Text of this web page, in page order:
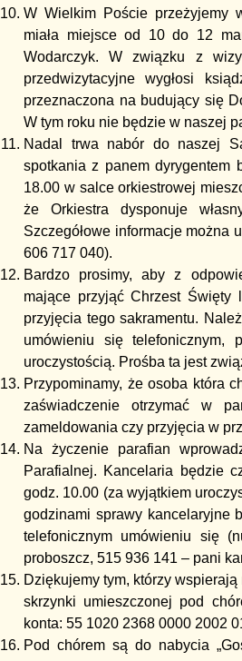
W Wielkim Poście przeżyjemy
miała miejsce od 10 do 12
Wodarczyk. W związku z
przedwizytacyjne wygłosi
przeznaczona na budujący się
W tym roku nie będzie w naszej
Nadal trwa nabór do naszej
spotkania z panem dyrygentem
18.00 w salce orkiestrowej
że Orkiestra dysponuje
Szczegółowe informacje można
606 717 040).
Bardzo prosimy, aby z
mające przyjąć Chrzest Święty
przyjęcia tego sakramentu.
umówieniu się telefonicznym,
uroczystością. Prośba ta jest
Przypominamy, że osoba która
zaświadczenie otrzymać w
zameldowania czy przyjęcia w
Na życzenie parafian
Parafialnej. Kancelaria będzie
godz. 10.00 (za wyjątkiem
godzinami sprawy kancelaryjne
telefonicznym umówieniu się
proboszcz, 515 936 141 – pani
Dziękujemy tym, którzy
skrzynki umieszczonej pod
konta: 55 1020 2368 0000 2002
Pod chórem są do nabycia